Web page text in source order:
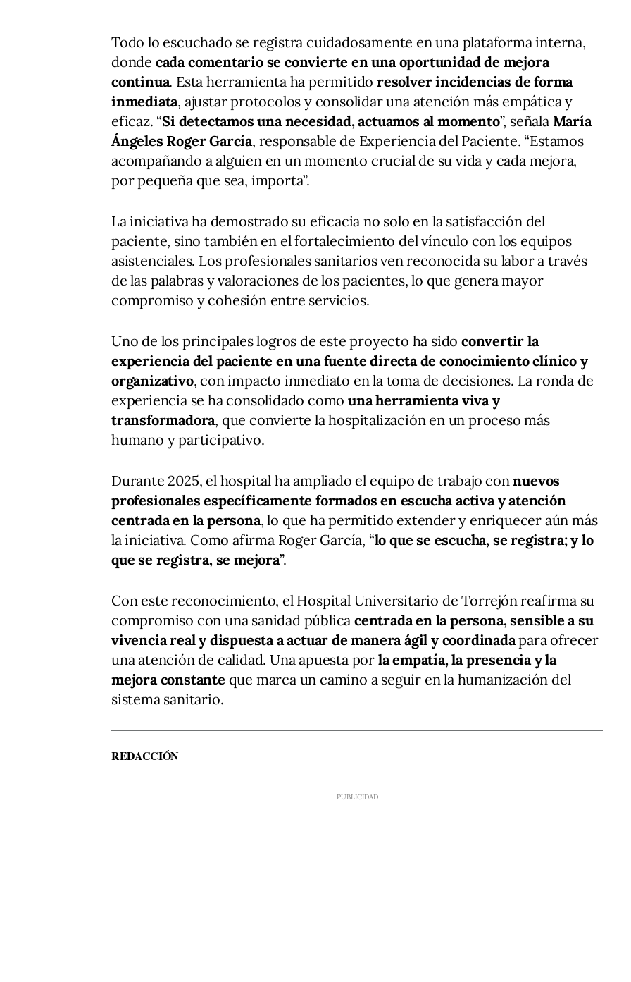
Todo lo escuchado se registra cuidadosamente en una plataforma interna,
donde cada comentario se convierte en una oportunidad de mejora
continua. Esta herramienta ha permitidoresolver incidencias de forma
inmediata, ajustar protocolos y consolidar una atención más empática y
eficaz. “Si detectamos una necesidad, actuamos al momento”, señala María
Ángeles Roger García, responsable de Experiencia del Paciente. “Estamos
acompañando a alguien en un momento crucial de su vida y cada mejora,
por pequeña que sea, importa”.
La iniciativa ha demostrado su eficacia no solo en la satisfacción del
paciente, sino también en el fortalecimiento del vínculo con los equipos
asistenciales. Los profesionales sanitarios ven reconocida su labor a través
de las palabras y valoraciones de los pacientes, lo que genera mayor
compromiso y cohesión entre servicios.
Uno de los principales logros de este proyecto ha sido convertir la
experiencia del paciente en una fuente directa de conocimiento clínico y
organizativo, con impacto inmediato en la toma de decisiones. La ronda de
experiencia se ha consolidado como una herramienta viva y
transformadora, que convierte la hospitalización en un proceso más
humano y participativo.
Durante 2025, el hospital ha ampliado el equipo de trabajo connuevos
profesionales específicamente formados en escucha activa y atención
centrada en la persona, lo que ha permitido extender y enriquecer aún más
la iniciativa. Como afirma Roger García, “lo que se escucha, se registra; y lo
que se registra, se mejora”.
Con este reconocimiento, el Hospital Universitario de Torrejón reafirma su
compromiso con una sanidad pública centrada en la persona, sensible a su
vivencia real y dispuesta a actuar de manera ágil y coordinadapara ofrecer
una atención de calidad. Una apuesta por la empatía, la presencia y la
mejora constante que marca un camino a seguir en la humanización del
sistema sanitario.
REDACCIÓN